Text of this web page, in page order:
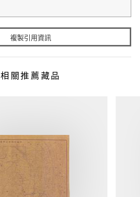
複製引用資訊
相關推薦藏品